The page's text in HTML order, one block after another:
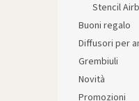
Stencil
Buoni regalo
Diffusori per
Grembiuli
Novità
Promozioni